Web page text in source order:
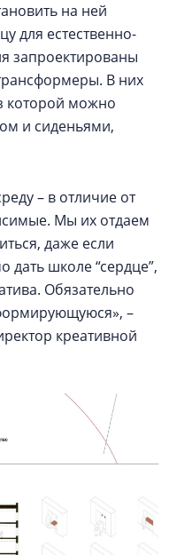
на ней
для естественно-
запроектированы
В них
которой можно
и сиденьями,
– в отличие от
Мы их отдаем
даже если
дать школе “сердце”,
Обязательно
–
креативной